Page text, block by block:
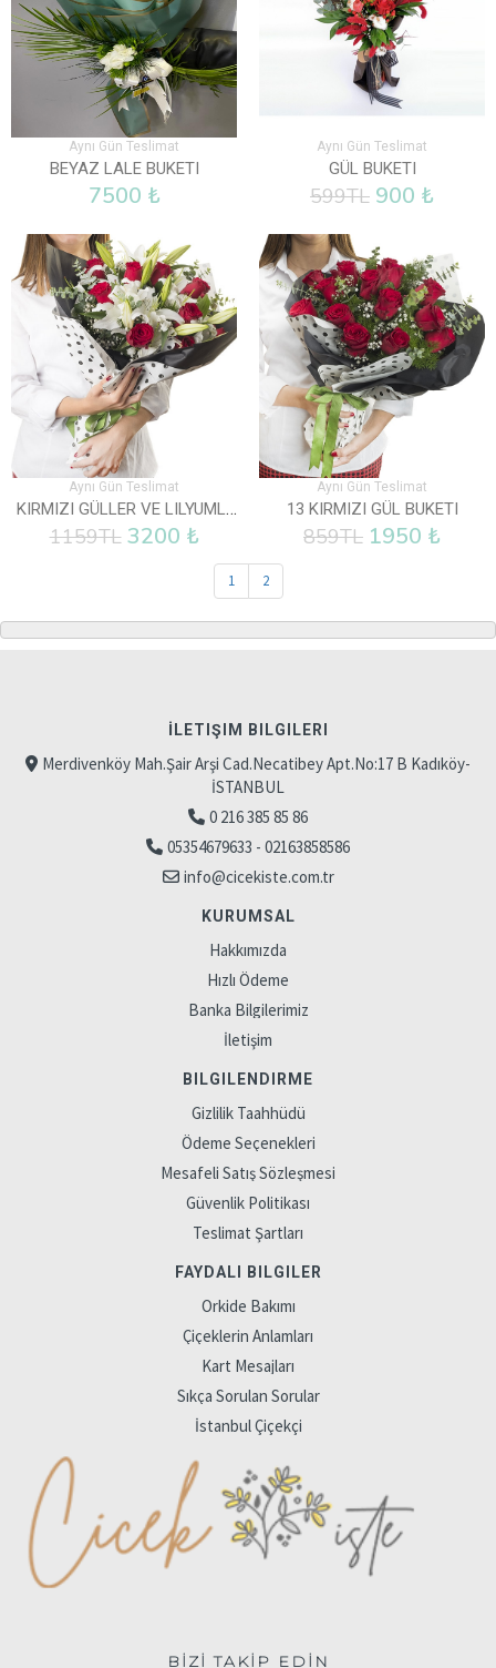
Aynı Gün Teslimat
BEYAZ LALE BUKETI
7500 ₺
Aynı Gün Teslimat
GÜL BUKETI
599TL 900 ₺
Aynı Gün Teslimat
KIRMIZI GÜLLER VE LILYUMLAR
1159TL 3200 ₺
Aynı Gün Teslimat
13 KIRMIZI GÜL BUKETI
859TL 1950 ₺
1 2
İLETIŞIM BILGILERI
Merdivenköy Mah.Şair Arşi Cad.Necatibey Apt.No:17 B Kadıköy-
İSTANBUL
0 216 385 85 86
05354679633 - 02163858586
info@cicekiste.com.tr
KURUMSAL
Hakkımızda
Hızlı Ödeme
Banka Bilgilerimiz
İletişim
BILGILENDIRME
Gizlilik Taahhüdü
Ödeme Seçenekleri
Mesafeli Satış Sözleşmesi
Güvenlik Politikası
Teslimat Şartları
FAYDALI BILGILER
Orkide Bakımı
Çiçeklerin Anlamları
Kart Mesajları
Sıkça Sorulan Sorular
İstanbul Çiçekçi
BİZİ TAKİP EDİN